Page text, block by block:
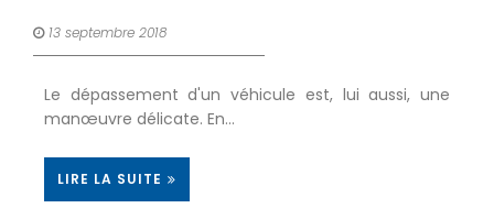
13 septembre 2018
Le dépassement d'un véhicule est, lui aussi, une
manœuvre délicate. En…
LIRE LA SUITE